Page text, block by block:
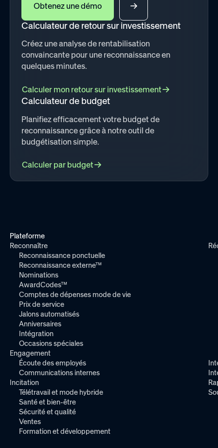
Obtenez une démo
Calculateur de retour sur investissement
Créez une analyse de rentabilisation
convaincante pour une reconnaissance en
quelques minutes.
Calculer mon retour sur investissement
Calculateur de budget
Planifiez efficacement votre budget de
reconnaissance grâce à notre outil de
budgétisation simple.
Calculer par budget
Plateforme
Reconnaître
Reconnaissance ponctuelle
Reconnaissance externe™
Nominations
AwardCodes™
Comptes de dépenses mode de vie
Prix de service
Jalons automatisés
Anniversaires
Intégration
Occasions spéciales
Engagement
Écoute des employés
Communications internes
Incitation
Télétravail et mode hybride
Santé et bien-être
Sécurité et qualité
Ventes
Formation et développement